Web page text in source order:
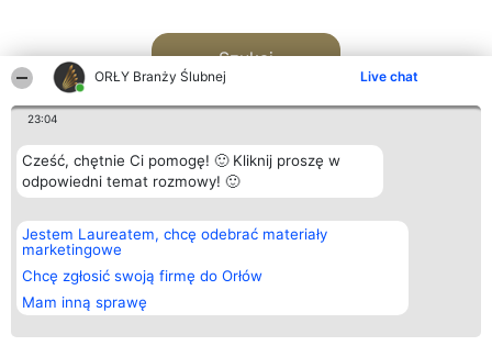
ORŁY Branży Ślubnej Live chat
23:04
Cześć, chętnie Ci pomogę! 🙂 Kliknij proszę w
odpowiedni temat rozmowy! 🙂
Jestem Laureatem, chcę odebrać materiały
marketingowe
Chcę zgłosić swoją firmę do Orłów
Mam inną sprawę
Szukaj
Organizator plebiscytu
Bright Side Solutions sp. z o.
o. sp. k.
ul. Ruska 22
Wrocław 50-079
KRS 0000749100 | Regon
381313360 | NIP 8943132676
Plebiscyt
Laureaci
wszystkich
Laureatów
Regulamin
Kontakt
Kontakt